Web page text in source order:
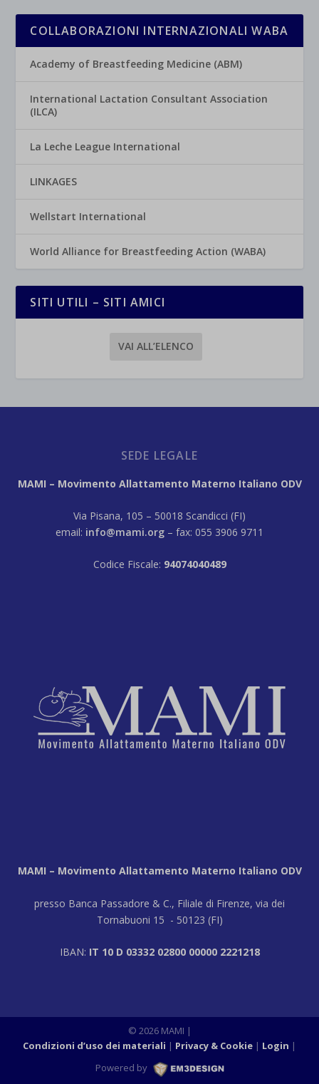
COLLABORAZIONI INTERNAZIONALI WABA
Academy of Breastfeeding Medicine (ABM)
International Lactation Consultant Association
(ILCA)
La Leche League International
LINKAGES
Wellstart International
World Alliance for Breastfeeding Action (WABA)
SITI UTILI – SITI AMICI
VAI ALL’ELENCO
SEDE LEGALE
MAMI – Movimento Allattamento Materno Italiano ODV
Via Pisana, 105 – 50018 Scandicci (FI)
email: info@mami.org – fax: 055 3906 9711
Codice Fiscale: 94074040489
MAMI – Movimento Allattamento Materno Italiano ODV
presso Banca Passadore & C., Filiale di Firenze, via dei
Tornabuoni 15 - 50123 (FI)
IBAN: IT 10 D 03332 02800 00000 2221218
© 2026 MAMI |
Condizioni d’uso dei materiali
Privacy & Cookie Login |
Powered by